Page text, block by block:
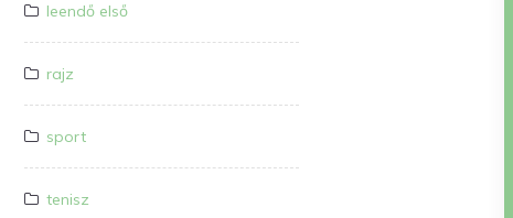
leendő első
rajz
sport
tenisz